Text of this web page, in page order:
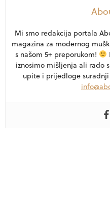
Mi smo redakcija portala
magazina za modernog
s našom 5+ preporukom!
iznosimo mišljenja ali rado
upite i prijedloge